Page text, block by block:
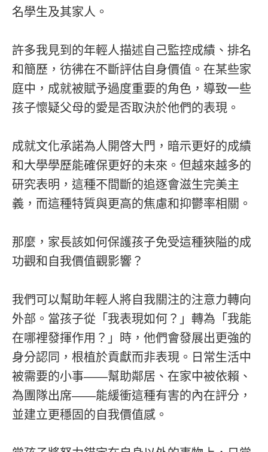
名學生及其家人。
許多我見到的年輕人描述自己監控成績、排名
和簡歷，彷彿在不斷評估自身價值。在某些家
庭中，成就被賦予過度重要的角色，導致一些
孩子懷疑父母的愛是否取決於他們的表現。
成就文化承諾為人開啓大門，暗示更好的成績
和大學學歷能確保更好的未來。但越來越多的
研究表明，這種不間斷的追逐會滋生完美主
義，而這種特質與更高的焦慮和抑鬱率相關。
那麼，家長該如何保護孩子免受這種狹隘的成
功觀和自我價值觀影響？
我們可以幫助年輕人將自我關注的注意力轉向
外部。當孩子從「我表現如何？」轉為「我能
在哪裡發揮作用？」時，他們會發展出更強的
身分認同，根植於貢獻而非表現。日常生活中
被需要的小事——幫助鄰居、在家中被依賴、
為團隊出席——能緩衝這種有害的內在評分，
並建立更穩固的自我價值感。